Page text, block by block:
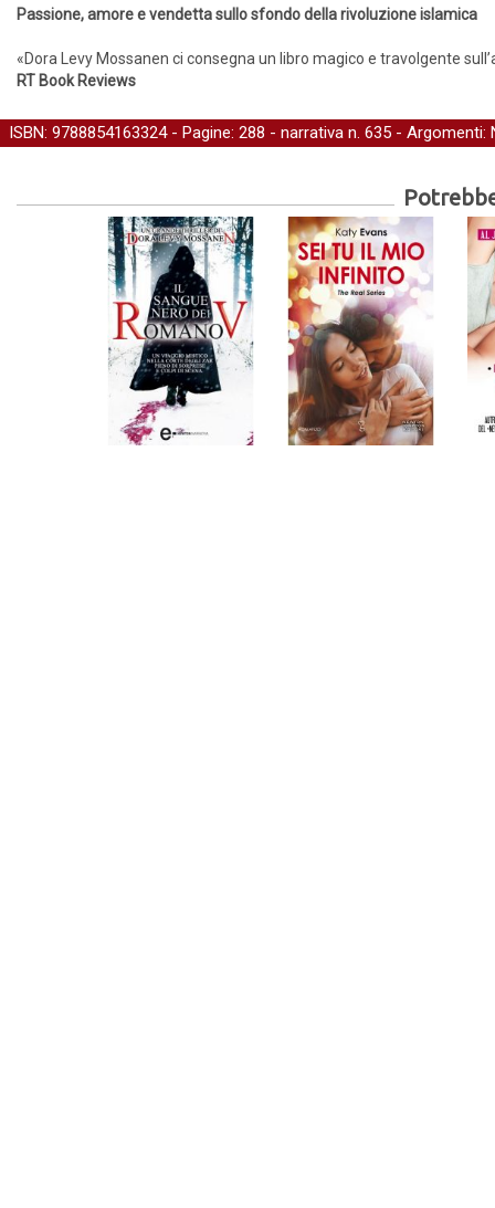
Passione, amore e vendetta sullo sfondo della rivoluzione islamica
«Dora Levy Mossanen ci consegna un libro magico e travolgente
RT Book Reviews
ISBN: 9788854163324 - Pagine: 288 - narrativa n. 635 - Argomenti: